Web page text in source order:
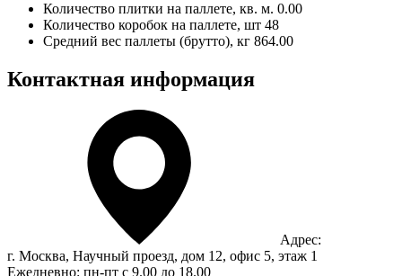
Количество плитки на паллете, кв. м. 0.00
Количество коробок на паллете, шт 48
Средний вес паллеты (брутто), кг 864.00
Контактная информация
Адрес:
г. Москва, Научный проезд, дом 12, офис 5, этаж 1
Ежедневно: пн-пт с 9.00 до 18.00